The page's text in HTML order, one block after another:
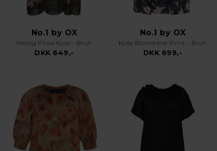
No.1 by OX
Festlig Plisse Kjole - Brun
DKK 649,-
No.1 by OX
Kjole Blomsteret Print - Brun
DKK 699,-